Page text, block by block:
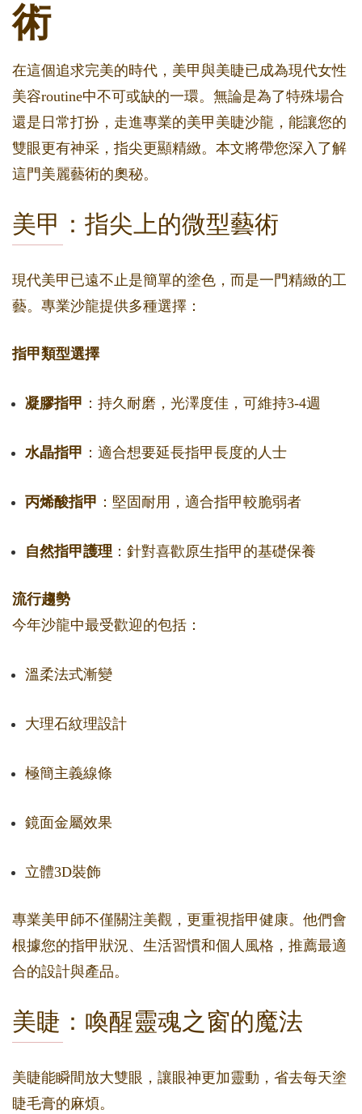
術
在這個追求完美的時代，美甲與美睫已成為現代女性
美容routine中不可或缺的一環。無論是為了特殊場合
還是日常打扮，走進專業的美甲美睫沙龍，能讓您的
雙眼更有神采，指尖更顯精緻。本文將帶您深入了解
這門美麗藝術的奧秘。
美甲：指尖上的微型藝術
現代美甲已遠不止是簡單的塗色，而是一門精緻的工
藝。專業沙龍提供多種選擇：
指甲類型選擇
凝膠指甲 ：持久耐磨，光澤度佳，可維持3-4週
水晶指甲 ：適合想要延長指甲長度的人士
丙烯酸指甲 ：堅固耐用，適合指甲較脆弱者
自然指甲護理 ：針對喜歡原生指甲的基礎保養
流行趨勢
今年沙龍中最受歡迎的包括：
溫柔法式漸變
大理石紋理設計
極簡主義線條
鏡面金屬效果
立體3D裝飾
專業美甲師不僅關注美觀，更重視指甲健康。他們會
根據您的指甲狀況、生活習慣和個人風格，推薦最適
合的設計與產品。
美睫：喚醒靈魂之窗的魔法
美睫能瞬間放大雙眼，讓眼神更加靈動，省去每天塗
睫毛膏的麻煩。